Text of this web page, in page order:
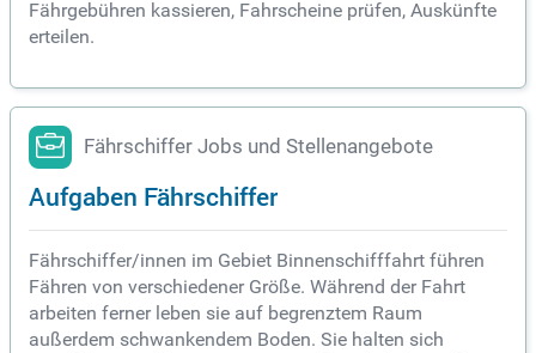
Fährgebühren kassieren, Fahrscheine prüfen, Auskünfte
erteilen.
Fährschiffer Jobs und Stellenangebote
Aufgaben Fährschiffer
Fährschiffer/innen im Gebiet Binnenschifffahrt führen
Fähren von verschiedener Größe. Während der Fahrt
arbeiten ferner leben sie auf begrenztem Raum
außerdem schwankendem Boden. Sie halten sich